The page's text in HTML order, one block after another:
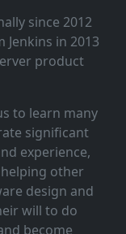
since 2012
in 2013
product
to learn many
significant
experience,
other
design and
will to do
become